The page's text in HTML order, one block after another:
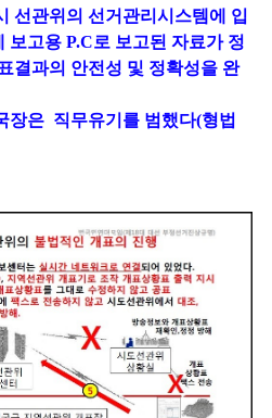
선관위의 선거관리시스템에 입
보고용 P.C로 보고된 자료가 정
결과의 안전성 및 정확성을 완
장은 직무유기를 범했다(형법